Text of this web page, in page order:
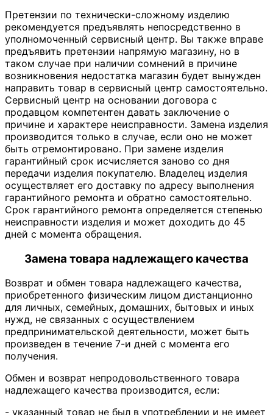
Претензии по технически-сложному изделию
рекомендуется предъявлять непосредственно в
уполномоченный сервисный центр. Вы также вправе
предъявить претензии напрямую магазину, но в
таком случае при наличии сомнений в причине
возникновения недостатка магазин будет вынужден
направить товар в сервисный центр самостоятельно.
Сервисный центр на основании договора с
продавцом компетентен давать заключение о
причине и характере неисправности. Замена изделия
производится только в случае, если оно не может
быть отремонтировано. При замене изделия
гарантийный срок исчисляется заново со дня
передачи изделия покупателю. Владелец изделия
осуществляет его доставку по адресу выполнения
гарантийного ремонта и обратно самостоятельно.
Срок гарантийного ремонта определяется степенью
неисправности изделия и может доходить до 45
дней с момента обращения.
Замена товара надлежащего качества
Возврат и обмен товара надлежащего качества,
приобретенного физическим лицом дистанционно
для личных, семейных, домашних, бытовых и иных
нужд, не связанных с осуществлением
предпринимательской деятельности, может быть
произведен в течение 7-и дней с момента его
получения.
Обмен и возврат непродовольственного товара
надлежащего качества производится, если:
- указанный товар не был в употреблении и не имеет